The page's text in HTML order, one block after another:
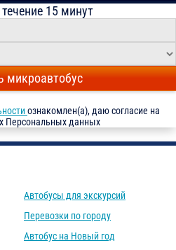
15 минут
микроавтобус
ознакомлен(а), даю согласие на
Персональных данных
Автобусы для экскурсий
Перевозки по городу
Автобус на Новый год